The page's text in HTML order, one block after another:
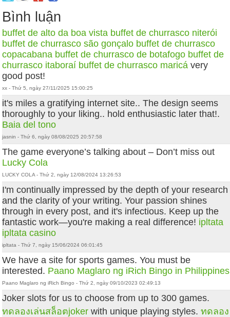
Bình luận
buffet de alto da boa vista buffet de churrasco niterói
buffet de churrasco são gonçalo buffet de churrasco
copacabana buffet de churrasco de botafogo buffet de
churrasco itaboraí buffet de churrasco maricá very
good post!
xx - Thứ 5, ngày 27/11/2025 15:00:25
it's miles a gratifying internet site.. The design seems
thoroughly to your liking.. hold enthusiastic later that!.
Baia del tono
jasnin - Thứ 6, ngày 08/08/2025 20:57:58
The game everyone’s talking about – Don’t miss out
Lucky Cola
LUCKY COLA - Thứ 2, ngày 12/08/2024 13:26:53
I'm continually impressed by the depth of your research
and the clarity of your writing. Your passion shines
through in every post, and it's infectious. Keep up the
fantastic work—you're making a real difference! ipltata
ipltata casino
ipltata - Thứ 7, ngày 15/06/2024 06:01:45
We have a site for sports games. You must be
interested. Paano Maglaro ng iRich Bingo in Philippines
Paano Maglaro ng iRich Bingo - Thứ 2, ngày 09/10/2023 02:49:13
Joker slots for us to choose from up to 300 games.
ทดลองเล่นสล็อตjoker with unique playing styles.ทดลอง